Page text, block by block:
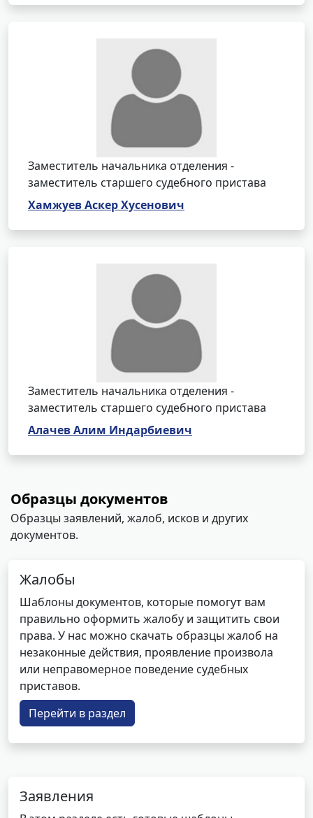
Заместитель начальника отделения -
заместитель старшего судебного пристава
Хамжуев Аскер Хусенович
Заместитель начальника отделения -
заместитель старшего судебного пристава
Алачев Алим Индарбиевич
Образцы документов
Образцы заявлений, жалоб, исков и других
документов.
Жалобы
Шаблоны документов, которые помогут вам
правильно оформить жалобу и защитить свои
права. У нас можно скачать образцы жалоб на
незаконные действия, проявление произвола
или неправомерное поведение судебных
приставов.
Перейти в раздел
Заявления